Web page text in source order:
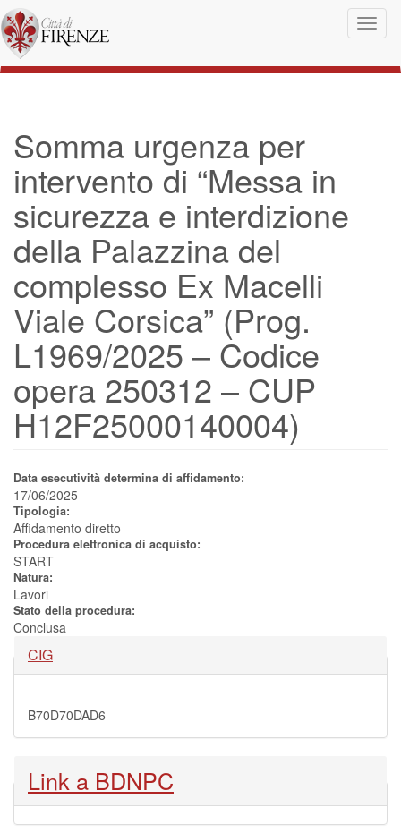
Salta al contenuto principale
Somma urgenza per
intervento di “Messa in
sicurezza e interdizione
della Palazzina del
complesso Ex Macelli
Viale Corsica” (Prog.
L1969/2025 – Codice
opera 250312 – CUP
H12F25000140004)
Data esecutività determina di affidamento:
17/06/2025
Tipologia:
Affidamento diretto
Procedura elettronica di acquisto:
START
Natura:
Lavori
Stato della procedura:
Conclusa
Nascondi
CIG
B70D70DAD6
Nascondi
Link a BDNPC